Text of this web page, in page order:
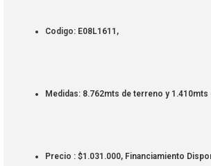
Codigo: E08L1611,
Medidas: 8.762mts de terreno y
Precio : $1.031.000, Financiamiento